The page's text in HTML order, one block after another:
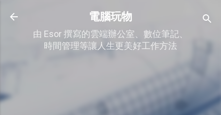
跳到主要內容
電腦玩物
由 Esor 撰寫的雲端辦公室、數位筆記、
時間管理等讓人生更美好工作方法